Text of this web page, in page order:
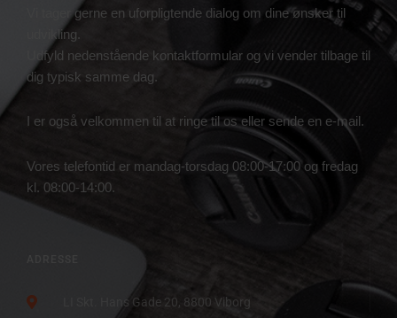
Vi tager gerne en uforpligtende dialog om dine ønsker til
udvikling.
Udfyld nedenstående kontaktformular og vi vender tilbage til
dig typisk samme dag.
I er også velkommen til at ringe til os eller sende en e-mail.
Vores telefontid er mandag-torsdag 08:00-17:00 og fredag
kl. 08:00-14:00.
LI Skt. Hans Gade 20, 8800 Viborg